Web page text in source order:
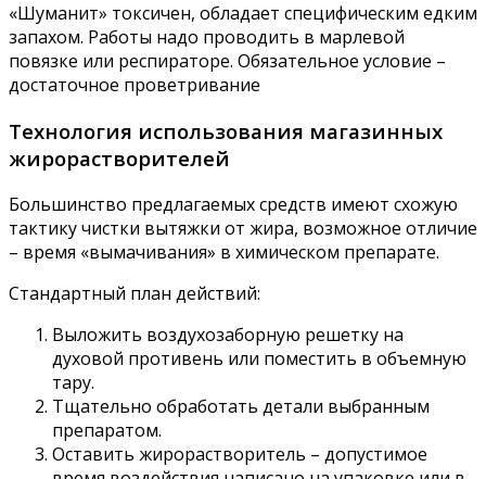
«Шуманит» токсичен, обладает специфическим едким
запахом. Работы надо проводить в марлевой
повязке или респираторе. Обязательное условие –
достаточное проветривание
Технология использования магазинных
жирорастворителей
Большинство предлагаемых средств имеют схожую
тактику чистки вытяжки от жира, возможное отличие
– время «вымачивания» в химическом препарате.
Стандартный план действий:
Выложить воздухозаборную решетку на
духовой противень или поместить в объемную
тару.
Тщательно обработать детали выбранным
препаратом.
Оставить жирорастворитель – допустимое